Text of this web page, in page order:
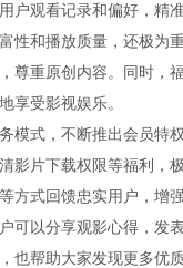
户观看记录和偏好，精
性和播放质量，还极为
尊重原创内容。同时，
享受影视娱乐。
模式，不断推出会员特
影片下载权限等福利，
方式回馈忠实用户，增
可以分享观影心得，发
也帮助大家发现更多优